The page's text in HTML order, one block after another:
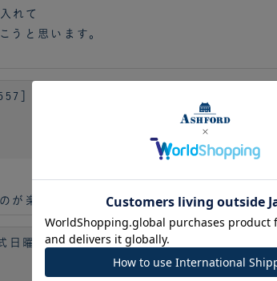
れて
うと思います。
］
が楽しいです。またお気に入りのマステや
日曜始まり)MICRO5［2606］